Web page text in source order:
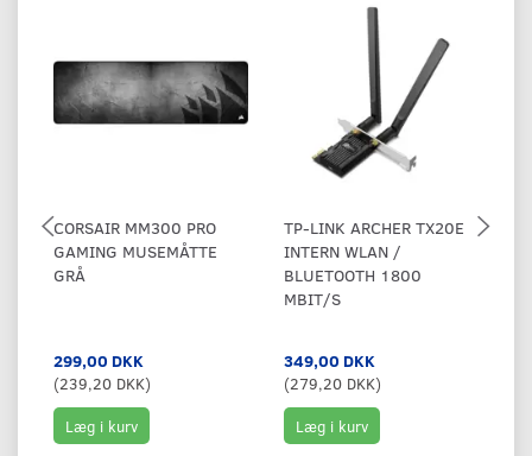
CORSAIR MM300 PRO
GAMING MUSEMÅTTE
GRÅ
299,00 DKK
(239,20 DKK)
Læg i kurv
TP-LINK ARCHER TX20E
INTERN WLAN /
BLUETOOTH 1800
MBIT/S
349,00 DKK
(279,20 DKK)
Læg i kurv